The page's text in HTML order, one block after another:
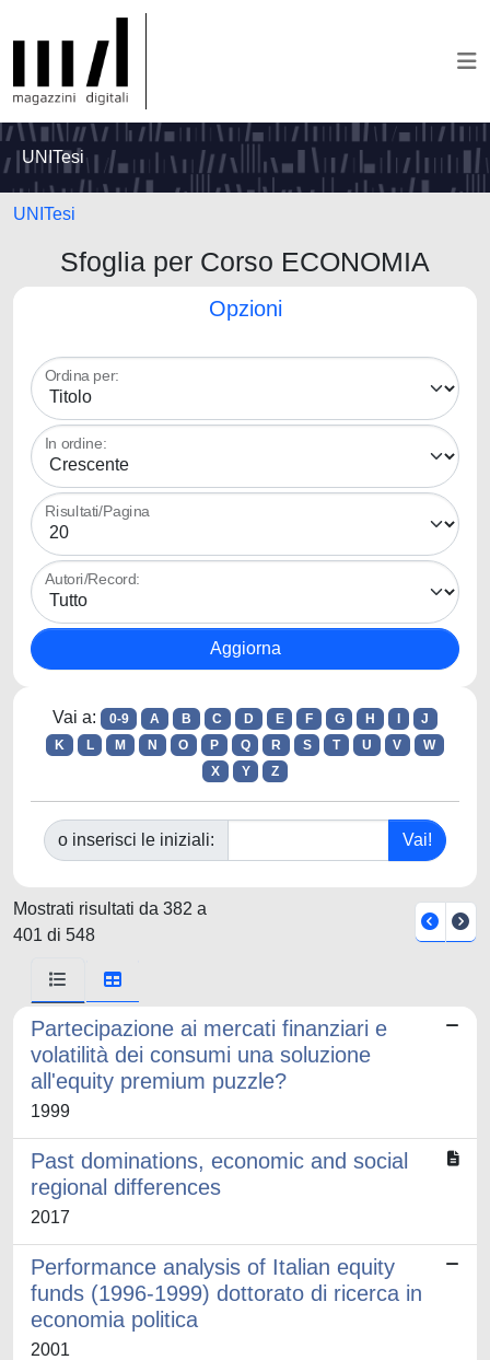
UNITesi
UNITesi
Sfoglia per Corso ECONOMIA
Opzioni
Ordina per:
In ordine:
Risultati/Pagina
Autori/Record:
Vai a: 0-9 A B C D E F G H
J
K
L M N O P Q R S T U V
W
X
Y Z
o inserisci le iniziali:
Mostrati risultati da 382 a
401 di 548
Partecipazione ai mercati finanziari e
volatilità dei consumi una soluzione
all'equity premium puzzle?
1999
Past dominations, economic and social
regional differences
2017
Performance analysis of Italian equity
funds (1996-1999) dottorato di ricerca in
economia politica
2001